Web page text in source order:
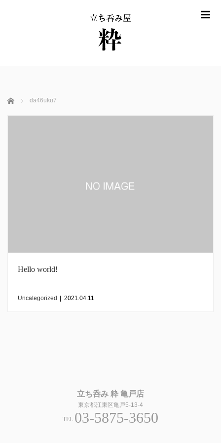
ホーム da46uku7
Hello world!
Uncategorized | 2021.04.11
立ち呑み 粋 亀戸店
東京都江東区亀戸5-13-4
TEL.03-5875-3650